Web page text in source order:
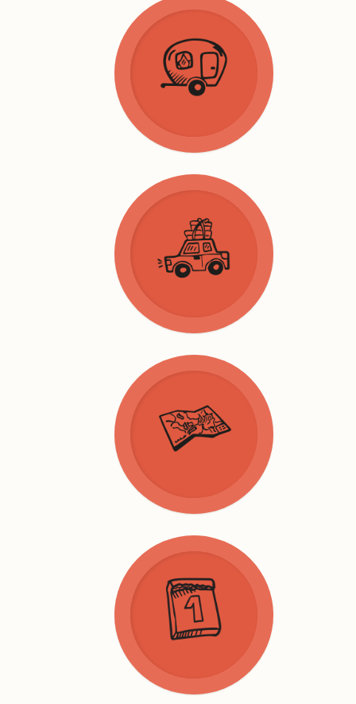
Gites
Louer tente
Emplacement
Plus info
Services
Nouveautés
FAQ
Nature
Activites
Culture
L'eau
Réservation
Tarifs
Conditions